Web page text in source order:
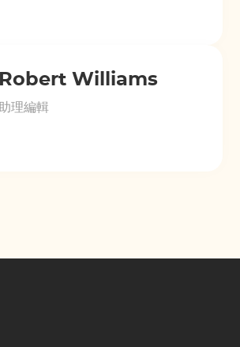
Robert Williams
助理編輯